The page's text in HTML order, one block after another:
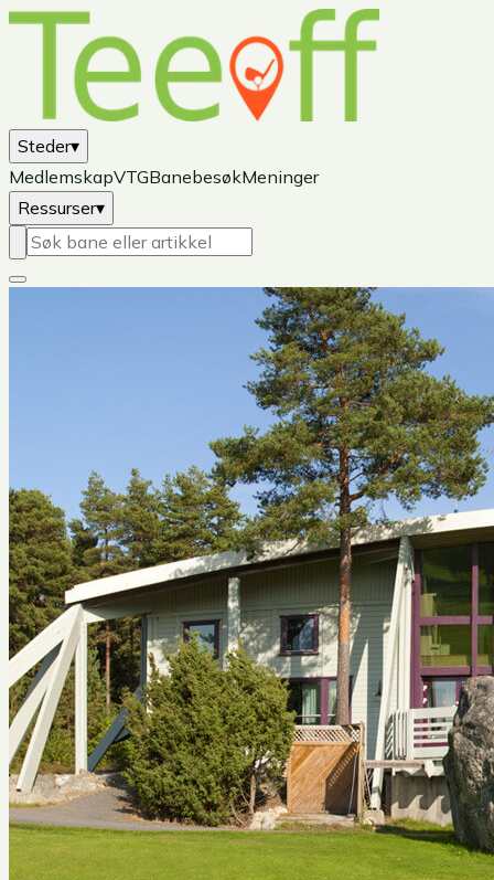
Steder▾
MedlemskapVTGBanebesøkMeninger
Ressurser▾